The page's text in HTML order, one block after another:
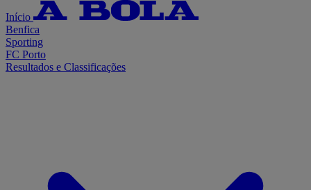
Início
Benfica
Sporting
FC Porto
Resultados e Classificações